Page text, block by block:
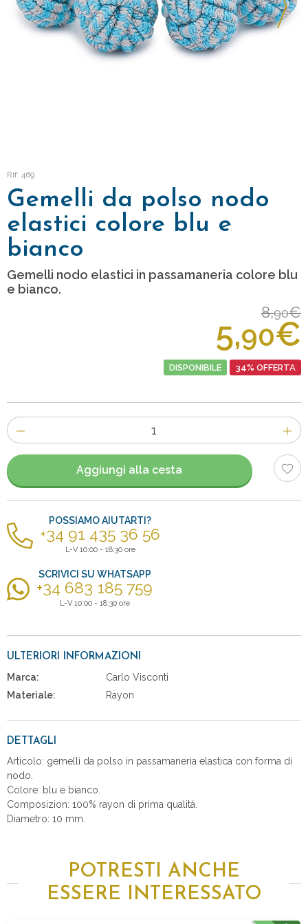
Rif: 469
Gemelli da polso nodo
elastici colore blu e
bianco
Gemelli nodo elastici in passamaneria colore blu
e bianco.
8,90€
5,90€
DISPONIBILE 34% OFFERTA
Numero
di
articoli
Aggiungi alla cesta
POSSIAMO AIUTARTI?
+34 91 435 36 56
L-V 10:00 - 18:30 ore
SCRIVICI SU WHATSAPP
+34 683 185 759
L-V 10:00 - 18:30 ore
ULTERIORI INFORMAZIONI
Marca:
Carlo Visconti
Materiale:
Rayon
DETTAGLI
Articolo: gemelli da polso in passamaneria elastica con forma di
nodo.
Colore: blu e bianco.
Composizion: 100% rayon di prima qualità.
Diametro: 10 mm.
POTRESTI ANCHE
ESSERE INTERESSATO